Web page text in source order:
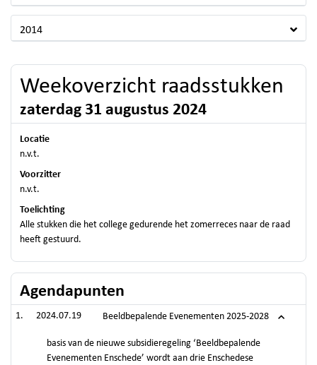
2014
Weekoverzicht raadsstukken
zaterdag 31 augustus 2024
Locatie
n.v.t.
Voorzitter
n.v.t.
Toelichting
Alle stukken die het college gedurende het zomerreces naar de raad
heeft gestuurd.
Agendapunten
2024.07.19 Beeldbepalende Evenementen 2025-2028
basis van de nieuwe subsidieregeling ‘Beeldbepalende
Evenementen Enschede’ wordt aan drie Enschedese